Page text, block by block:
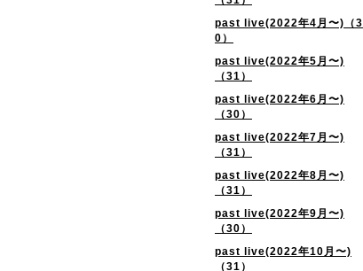
past live(2022年4月〜)（3
0）
past live(2022年5月〜)
（31）
past live(2022年6月〜)
（30）
past live(2022年7月〜)
（31）
past live(2022年8月〜)
（31）
past live(2022年9月〜)
（30）
past live(2022年10月〜)
（31）